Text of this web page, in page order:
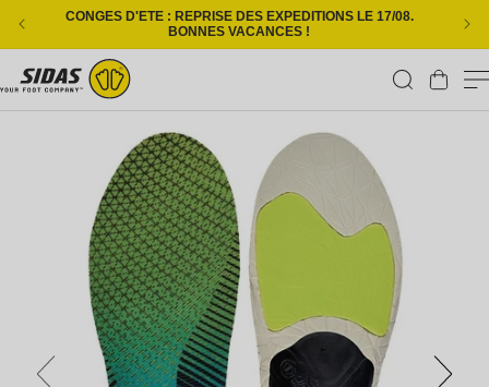
Ignorer et passer au contenu
CONGES D'ETE : REPRISE DES EXPEDITIONS LE 17/08.
BONNES VACANCES !
Panier